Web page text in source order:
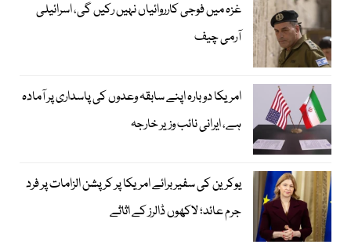
غزہ میں فوجی کارروائیاں نہیں رکیں گی، اسرائیلی
آرمی چیف
امریکا دوبارہ اپنے سابقہ وعدوں کی پاسداری پر آمادہ
ہے، ایرانی نائب وزیر خارجہ
یوکرین کی سفیر برائے امریکا پر کرپشن الزامات پر فرد
جرم عائد؛ لاکھوں ڈالرز کے اثاثے